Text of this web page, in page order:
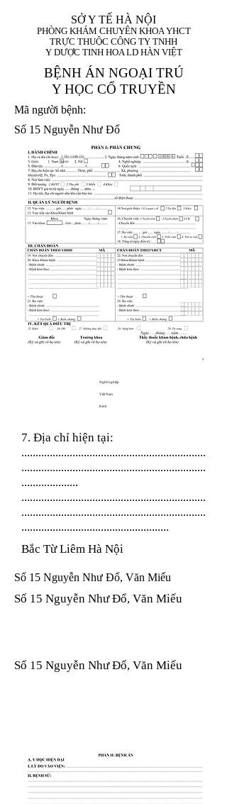
SỞ Y TẾ HÀ NỘI
PHÒNG KHÁM CHUYÊN KHOA YHCT
TRỰC THUỘC CÔNG TY TNHH
Y DƯỢC TINH HOA LD HÀN VIỆT
BỆNH ÁN NGOẠI TRÚ
Y HỌC CỔ TRUYỀN
Mã người bệnh:
Số 15 Nguyễn Như Đổ
1. Họ và tên (In
hoa):
1 9 9 5
8
8
X
X
Nghề nghiệp
Việt Nam
Kinh
7. Địa chỉ hiện tại:
.................................................................
.................................................................
....................
.................................................................
.................................................................
....................................................
Bắc Từ Liêm Hà Nội
Số 15 Nguyễn Như Đổ, Văn Miếu
Số 15 Nguyễn Như Đổ, Văn Miếu
Số 15 Nguyễn Như Đổ, Văn Miếu